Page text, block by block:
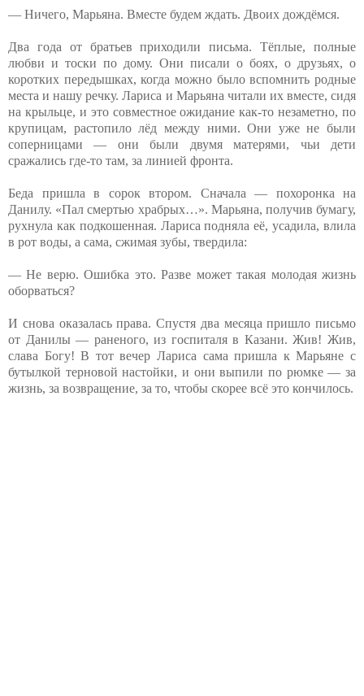
— Ничего, Марьяна. Вместе будем ждать. Двоих дождёмся.
Два года от братьев приходили письма. Тёплые, полные
любви и тоски по дому. Они писали о боях, о друзьях, о
коротких передышках, когда можно было вспомнить родные
места и нашу речку. Лариса и Марьяна читали их вместе, сидя
на крыльце, и это совместное ожидание как-то незаметно, по
крупицам, растопило лёд между ними. Они уже не были
соперницами — они были двумя матерями, чьи дети
сражались где-то там, за линией фронта.
Беда пришла в сорок втором. Сначала — похоронка на
Данилу. «Пал смертью храбрых…». Марьяна, получив бумагу,
рухнула как подкошенная. Лариса подняла её, усадила, влила
в рот воды, а сама, сжимая зубы, твердила:
— Не верю. Ошибка это. Разве может такая молодая жизнь
оборваться?
И снова оказалась права. Спустя два месяца пришло письмо
от Данилы — раненого, из госпиталя в Казани. Жив! Жив,
слава Богу! В тот вечер Лариса сама пришла к Марьяне с
бутылкой терновой настойки, и они выпили по рюмке — за
жизнь, за возвращение, за то, чтобы скорее всё это кончилось.